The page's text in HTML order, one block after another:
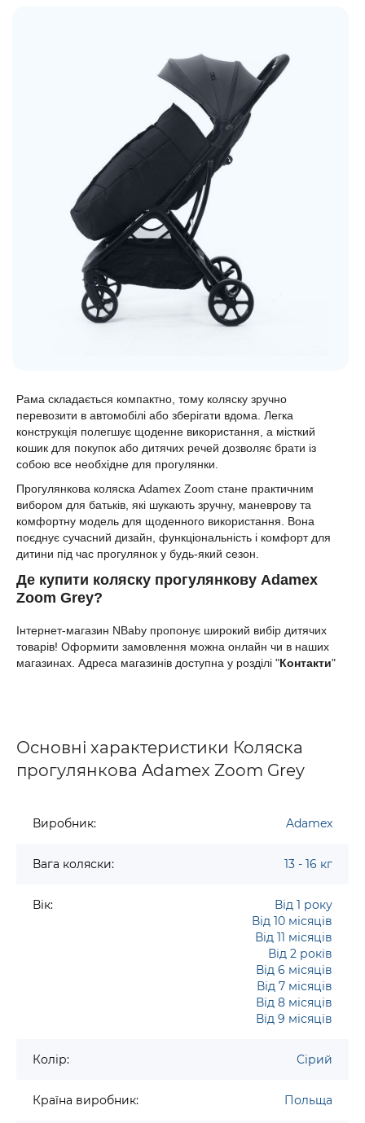
Рама складається компактно, тому коляску зручно
перевозити в автомобілі або зберігати вдома. Легка
конструкція полегшує щоденне використання, а місткий
кошик для покупок або дитячих речей дозволяє брати із
собою все необхідне для прогулянки.
Прогулянкова коляска Adamex Zoom стане практичним
вибором для батьків, які шукають зручну, маневрову та
комфортну модель для щоденного використання. Вона
поєднує сучасний дизайн, функціональність і комфорт для
дитини під час прогулянок у будь-який сезон.
Де купити коляску прогулянкову Adamex
Zoom Grey?
Інтернет-магазин NBaby пропонує широкий вибір дитячих
товарів! Оформити замовлення можна онлайн чи в наших
магазинах. Адреса магазинів доступна у розділі "Контакти"
Основні характеристики Коляска
прогулянкова Adamex Zoom Grey
Виробник: Adamex
Вага коляски: 13 - 16 кг
Вік:
Від 1 року
Від 10 місяців
Від 11 місяців
Від 2 років
Від 6 місяців
Від 7 місяців
Від 8 місяців
Від 9 місяців
Колір: Сірий
Країна виробник: Польща